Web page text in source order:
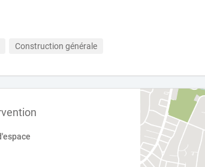
Construction générale